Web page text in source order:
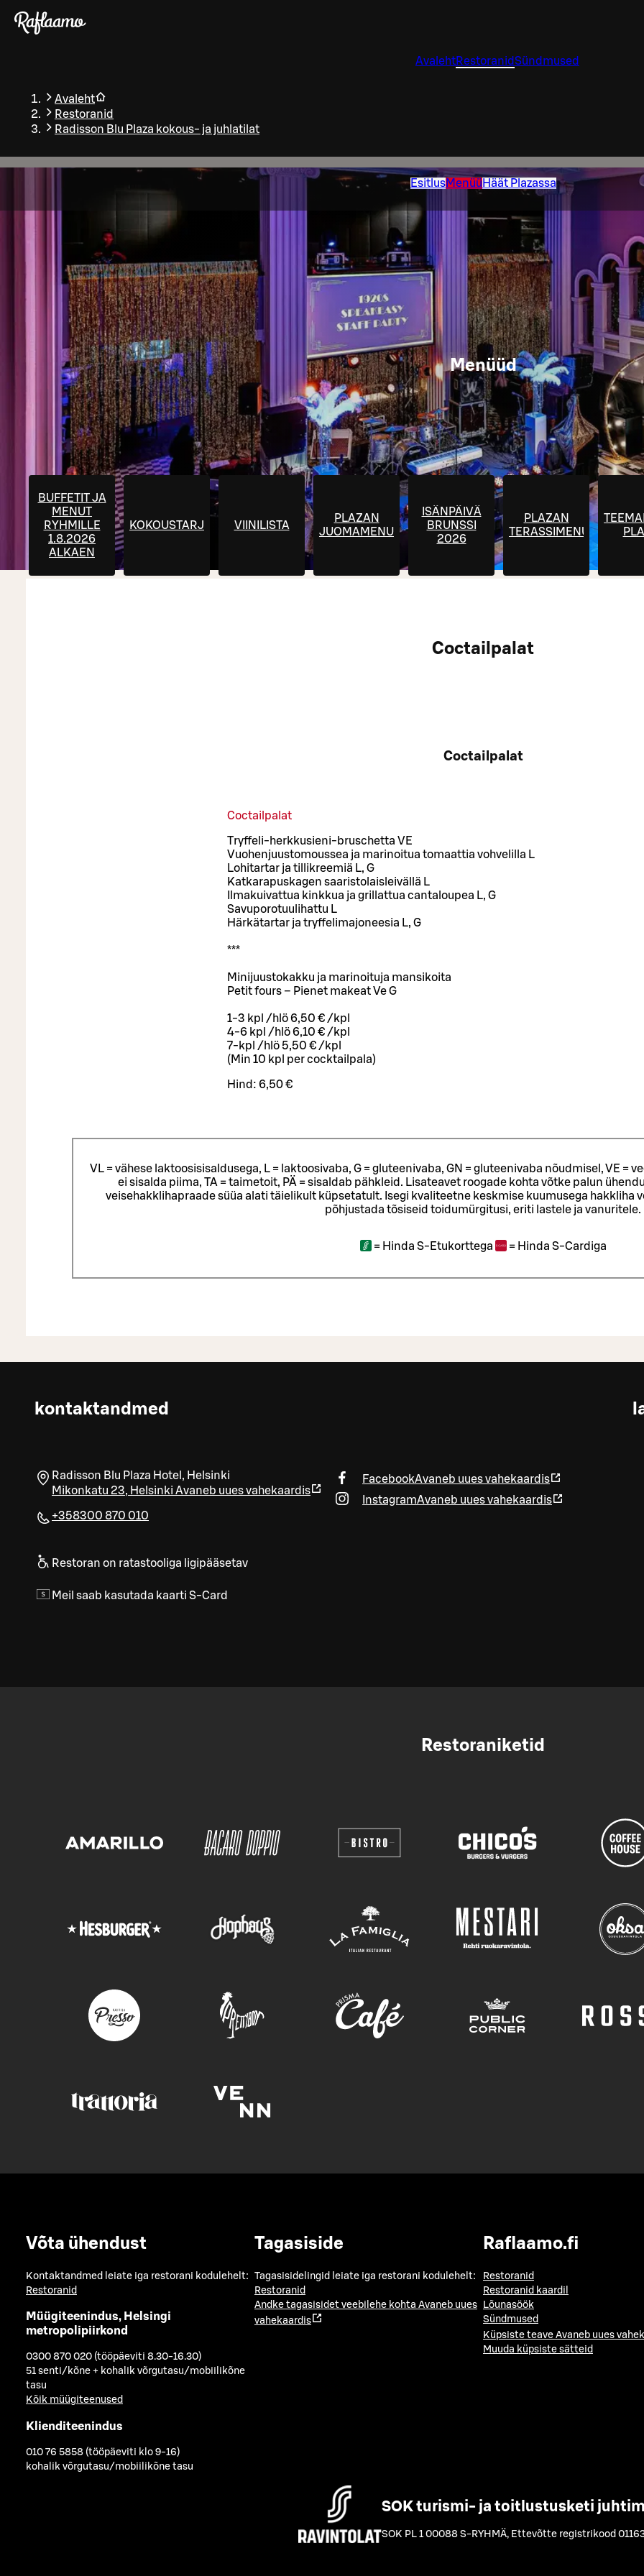
Liigu peamise sisu juurde
AvalehtRestoranidSündmused
Avaleht
Restoranid
Radisson Blu Plaza kokous- ja juhlatilat
EsitlusMenüü Häät Plazassa
Menüüd
BUFFETIT JA
MENUT
RYHMILLE
1.8.2026
ALKAEN
KOKOUSTARJOILUTVIINILISTA
PLAZAN
JUOMAMENU
ISÄNPÄIVÄ
BRUNSSI
2026
PLAZAN
TERASSIMENU
Coctailpalat
Coctailpalat
Coctailpalat
Tryffeli-herkkusieni-bruschetta VE
Vuohenjuustomoussea ja marinoitua tomaattia vohvelilla L
Lohitartar ja tillikreemiä L, G
Katkarapuskagen saaristolaisleivällä L
Ilmakuivattua kinkkua ja grillattua cantaloupea L, G
Savuporotuulihattu L
Härkätartar ja tryffelimajoneesia L, G
***
Minijuustokakku ja marinoituja mansikoita
Petit fours – Pienet makeat Ve G
1-3 kpl /hlö 6,50 € /kpl
4-6 kpl /hlö 6,10 € /kpl
7-kpl /hlö 5,50 € /kpl
(Min 10 kpl per cocktailpala)
Hind: 6,50 €
VL = vähese laktoosisisaldusega, L = laktoosivaba, G = gluteenivaba, GN = gluteenivaba nõudmisel, VE =
ei sisalda piima, TA = taimetoit, PÄ = sisaldab pähkleid. Lisateavet roogade kohta võtke palun
veisehakklihapraade süüa alati täielikult küpsetatult. Isegi kvaliteetne keskmise kuumusega hakkliha
põhjustada tõsiseid toidumürgitusi, eriti lastele ja vanuritele.
= Hinda S-Etukorttega = Hinda S-Cardiga
kontaktandmed
Radisson Blu Plaza Hotel, Helsinki
Mikonkatu 23, Helsinki Avaneb uues vahekaardis
+358300 870 010
Restoran on ratastooliga ligipääsetav
Meil saab kasutada kaarti S-Card
FacebookAvaneb uues vahekaardis
InstagramAvaneb uues vahekaardis
Restoraniketid
Võta ühendust
Kontaktandmed leiate iga restorani kodulehelt:
Restoranid
Müügiteenindus, Helsingi
metropolipiirkond
0300 870 020 (tööpäeviti 8.30-16.30)
51 senti/kõne + kohalik võrgutasu/mobiilikõne
tasu
Kõik müügiteenused
Klienditeenindus
010 76 5858 (tööpäeviti klo 9-16)
kohalik võrgutasu/mobiilikõne tasu
Tagasiside
Tagasisidelingid leiate iga restorani kodulehelt:
Restoranid
Andke tagasisidet veebilehe kohta Avaneb uues
vahekaardis
Raflaamo.fi
Restoranid
Restoranid kaardil
Lõunasöök
Sündmused
Küpsiste teave Avaneb uues
Muuda küpsiste sätteid
SOK turismi- ja toitlustusketi
SOK PL 1 00088 S-RYHMÄ, Ettevõtte registrikood